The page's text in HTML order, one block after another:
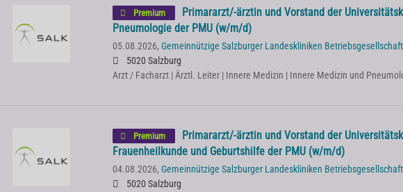
Premium
Primararzt/-ärztin und Vorstand der
Pneumologie der PMU (w/m/d)
05.08.2026, Gemeinnützige Salzburger Landeskliniken
5020 Salzburg
Arzt / Facharzt | Ärztl. Leiter | Innere Medizin | Innere Medizin und
Premium
Primararzt/-ärztin und Vorstand der
Frauenheilkunde und Geburtshilfe der PMU (w/m/d)
04.08.2026, Gemeinnützige Salzburger Landeskliniken
5020 Salzburg